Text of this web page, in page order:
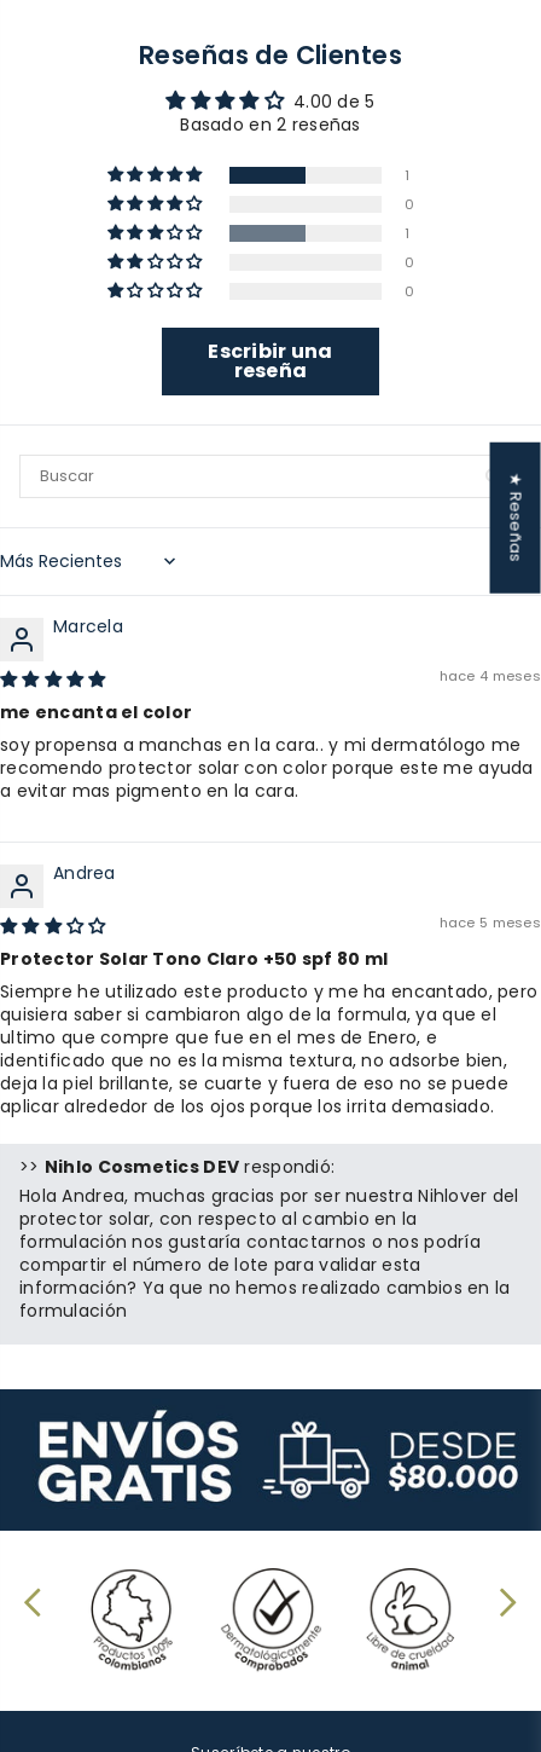
Reseñas de Clientes
4.00 de 5
Basado en 2 reseñas
1
0
1
0
0
Escribir una
reseña
Sort by
Marcela
hace 4 meses
me encanta el color
soy propensa a manchas en la cara.. y mi dermatólogo me
recomendo protector solar con color porque este me ayuda
a evitar mas pigmento en la cara.
Andrea
hace 5 meses
Protector Solar Tono Claro +50 spf 80 ml
Siempre he utilizado este producto y me ha encantado, pero
quisiera saber si cambiaron algo de la formula, ya que el
ultimo que compre que fue en el mes de Enero, e
identificado que no es la misma textura, no adsorbe bien,
deja la piel brillante, se cuarte y fuera de eso no se puede
aplicar alrededor de los ojos porque los irrita demasiado.
>> Nihlo Cosmetics DEV respondió:
Hola Andrea, muchas gracias por ser nuestra Nihlover del
protector solar, con respecto al cambio en la
formulación nos gustaría contactarnos o nos podría
compartir el número de lote para validar esta
información? Ya que no hemos realizado cambios en la
formulación
★ Reseñas